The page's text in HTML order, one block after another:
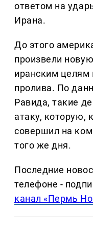
ответом на
Ирана.
До этого
произвели
иранским целям
пролива. По
Равида, такие
атаку, которую,
совершил на
того же дня.
Последние
телефоне -
канал «Пермь